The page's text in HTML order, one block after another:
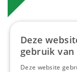
Deze
gebruik van
Deze website